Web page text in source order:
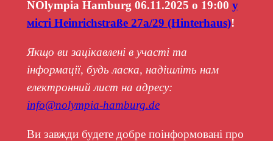
NOlympia Hamburg 06.11.2025 о 19:00 у
місті Heinrichstraße 27a/29 (Hinterhaus)!
Якщо ви зацікавлені в участі та
інформації, будь ласка, надішліть нам
електронний лист на адресу:
info@nolympia-hamburg.de
Ви завжди будете добре поінформовані про